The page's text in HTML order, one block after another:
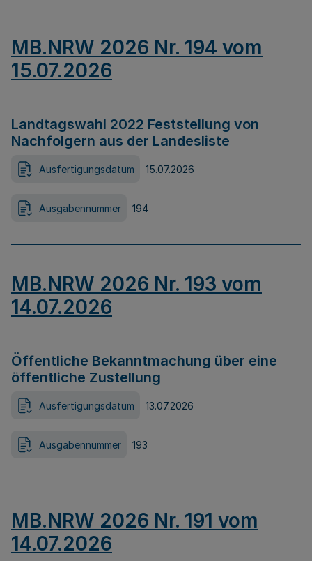
MB.NRW 2026 Nr. 194 vom
15.07.2026
Landtagswahl 2022 Feststellung von
Nachfolgern aus der Landesliste
Ausfertigungsdatum 15.07.2026
Ausgabennummer 194
MB.NRW 2026 Nr. 193 vom
14.07.2026
Öffentliche Bekanntmachung über eine
öffentliche Zustellung
Ausfertigungsdatum 13.07.2026
Ausgabennummer 193
MB.NRW 2026 Nr. 191 vom
14.07.2026